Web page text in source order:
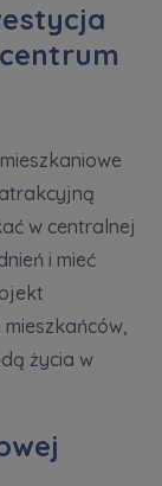
w centralnej
i mieć
życia w